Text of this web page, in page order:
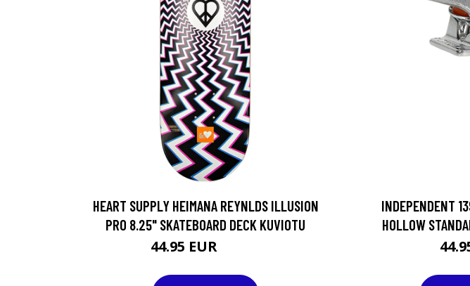
HEART SUPPLY HEIMANA REYNLDS ILLUSION
PRO 8.25" SKATEBOARD DECK KUVIOTU
44.95 EUR
INDEPENDENT
HOLLOW